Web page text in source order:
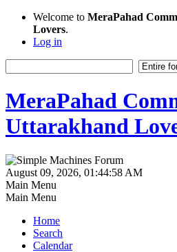
Welcome to MeraPahad
Lovers.
Log in
MeraPahad
Uttarakhand
August 09, 2026, 01:44:58 AM
Main Menu
Main Menu
Home
Search
Calendar